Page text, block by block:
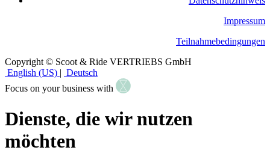
Impressum
Teilnahmebedingungen
Copyright © Scoot & Ride VERTRIEBS GmbH
English (US) | Deutsch
Focus on your business with
Dienste, die wir nutzen
möchten